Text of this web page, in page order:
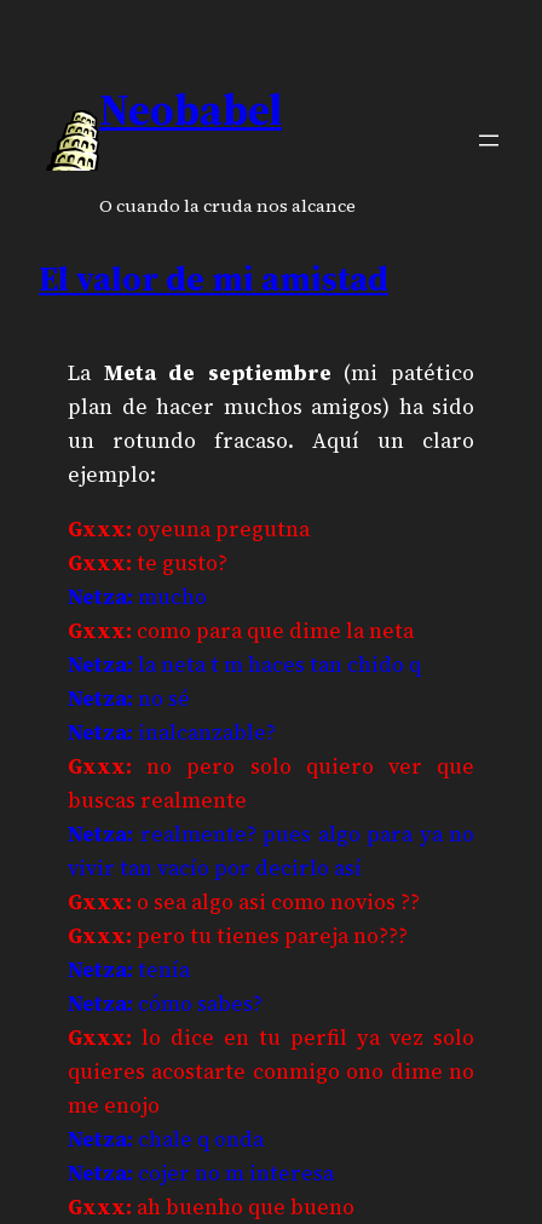
Neobabel
O cuando la cruda nos alcance
El valor de mi amistad
La Meta de septiembre (mi patético
plan de hacer muchos amigos) ha sido
un rotundo fracaso. Aquí un claro
ejemplo:
Gxxx: oyeuna pregutna
Gxxx: te gusto?
Netza: mucho
Gxxx: como para que dime la neta
Netza: la neta t m haces tan chido q
Netza: no sé
Netza: inalcanzable?
Gxxx:no pero solo quiero ver que
buscas realmente
Netza: realmente? pues algo para ya no
vivir tan vacío por decirlo así
Gxxx: o sea algo asi como novios ??
Gxxx: pero tu tienes pareja no???
Netza: tenía
Netza: cómo sabes?
Gxxx: lo dice en tu perfil ya vez solo
quieres acostarte conmigo ono dime no
me enojo
Netza: chale q onda
Netza: cojer no m interesa
Gxxx: ah buenho que bueno